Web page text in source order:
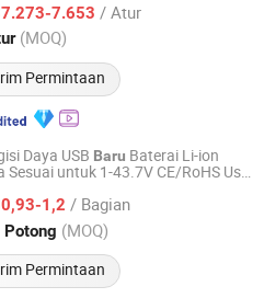
7.653 / Atur
(MOQ)
Permintaan
Harga mulai 2025
Daya USB Baru Baterai Li-ion
Sesuai untuk 1-43.7V CE/RoHS Us
18650/10440/14500/18350/
1,2 / Bagian
(MOQ)
Permintaan
Co., Ltd.
Harga mulai 2020